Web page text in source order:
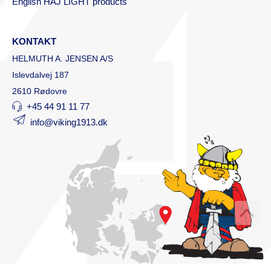
KONTAKT
HELMUTH A. JENSEN A/S
Islevdalvej 187
2610 Rødovre
+45 44 91 11 77
info@viking1913.dk